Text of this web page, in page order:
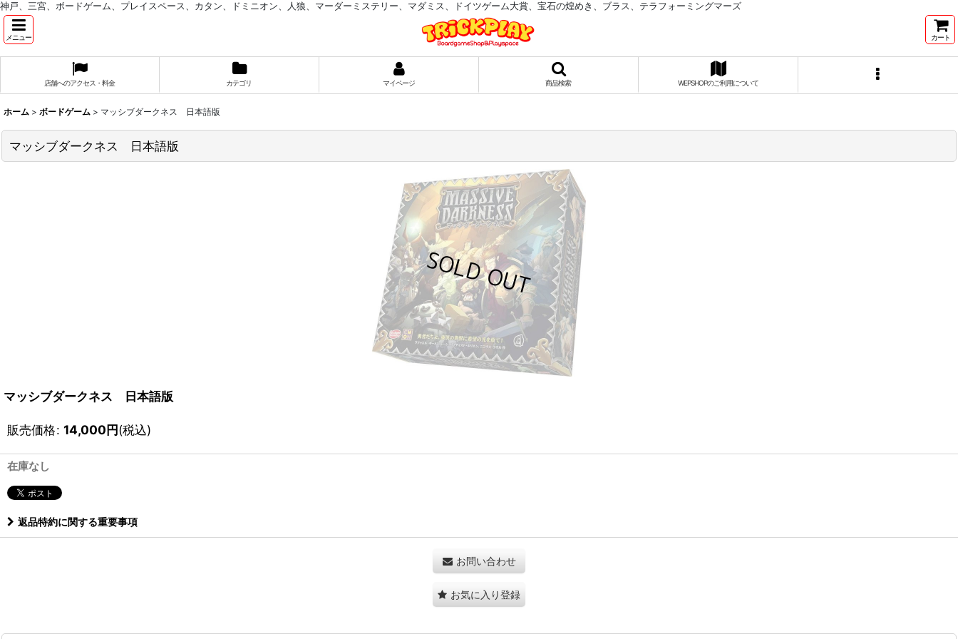
神戸、三宮、ボードゲーム、プレイスペース、カタン、ドミニオン、人狼、マーダーミステリー、マダミス、ドイツゲーム大賞、宝石の煌めき、ブラス、テラフォーミングマーズ
メニュー カート
店舗へのアクセス・料金 カテゴリ マイページ 商品検索 WEPSHOPのご利用について
ホーム > ボードゲーム > マッシブダークネス 日本語版
マッシブダークネス 日本語版
マッシブダークネス 日本語版
販売価格: 14,000円(税込)
在庫なし
返品特約に関する重要事項
お問い合わせ
お気に入り登録